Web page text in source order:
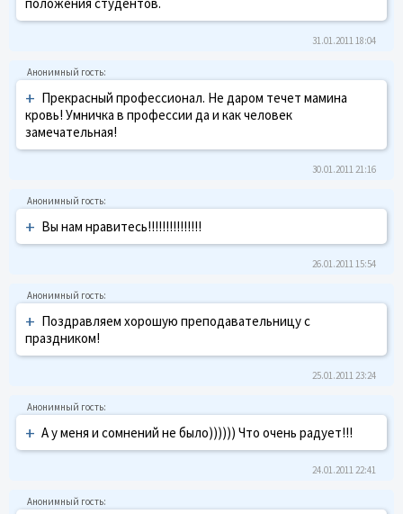
31.01.2011 18:04
+ Прекрасный профессионал. Не даром течет мамина
кровь! Умничка в профессии да и как человек
замечательная!
30.01.2011 21:16
+ Вы нам нравитесь!!!!!!!!!!!!!!!
26.01.2011 15:54
+ Поздравляем хорошую преподавательницу с
праздником!
25.01.2011 23:24
+ А у меня и сомнений не было)))))) Что очень радует!!!
24.01.2011 22:41